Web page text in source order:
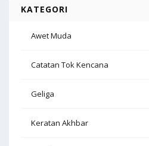
KATEGORI
Awet Muda
Catatan Tok Kencana
Geliga
Keratan Akhbar